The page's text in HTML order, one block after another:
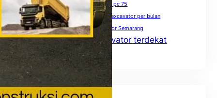
Sewa excavator pc 50
Sewa excavator pc 75
Sewa excavator pc 200 per jam
Sewa excavator per bulan
Sewa excavator per hari
Sewa excavator Semarang
Sewa excavator solo
Sewa excavator terdekat